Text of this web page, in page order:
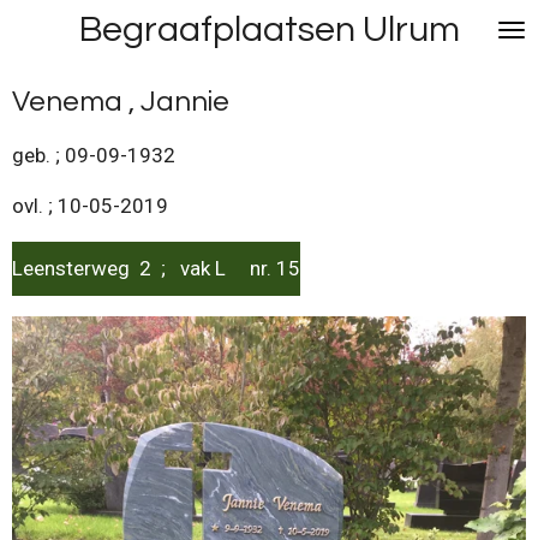
naar
de
hoofdinhoud
Begraafplaatsen Ulrum
Venema , Jannie
geb. ; 09-09-1932
ovl. ; 10-05-2019
Leensterweg 2 ; vak L nr. 15